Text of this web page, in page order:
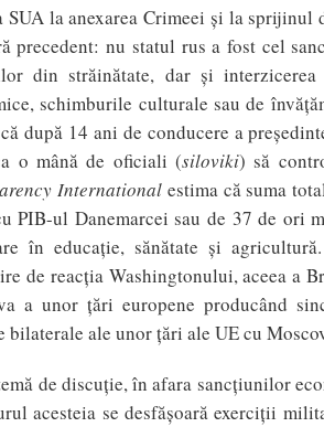
SUA la anexarea Crimeei şi la
precedent: nu statul rus a fost cel
din străinătate, dar şi
schimburile culturale sau de
după 14 ani de conducere a
o mână de oficiali (siloviki) să
Internationalestima că suma
PIB-ul Danemarcei sau de 37 de ori
în educaţie, sănătate şi
de reacţia Washingtonului, aceea a
a unor ţări europene producând
bilaterale ale unor ţări ale UE cu
de discuţie, în afara sancţiunilor
acesteia se desfăşoară exerciţii